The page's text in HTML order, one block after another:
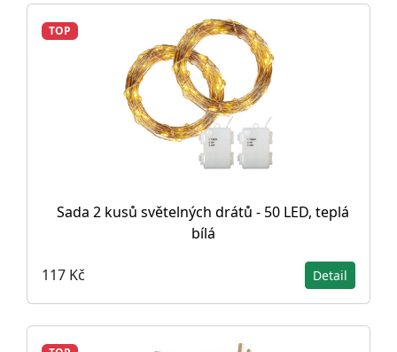
TOP
Sada 2 kusů světelných drátů - 50 LED, teplá
bílá
117 Kč Detail